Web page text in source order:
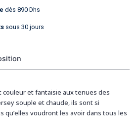
dès 890 Dhs
sous 30 jours
et fantaisie aux tenues des
souple et chaude, ils sont si
qu’elles voudront les avoir dans tous les